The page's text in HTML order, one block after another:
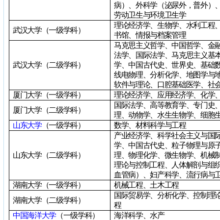
病）、外科学（泌尿外，普外）
劳动卫生与环境卫生学
武汉大学（一级学科）
理论经济学、生物学、水利工程
书馆、情报与档案管理
武汉大学（二级学科）
马克思主义哲学、中国哲学、金
法学、国际法学、马克思主义基
学、中国古代史、世界史、基础
线电物理、分析化学、地图学与
软件与理论、口腔基础医学、社
厦门大学（一级学科）
理论经济学、应用经济学、化学
厦门大学（二级学科）
国际法学、高等教育学、专门史
理、动物学、水生生物学、细胞
山东大学（一级学科） 数学、材料科学与工程
山东大学（二级学科）
产业经济学、科学社会主义与国
学、中国古代史、粒子物理与原
理、物理化学、微生物学、机械
理论与控制工程、人体解剖与组
血管病）、妇产科学、流行病与
湖南大学（一级学科）
机械工程、土木工程
湖南大学（二级学科）
国际贸易学、分析化学、控制理
程
中国海洋大学（一级学科）
海洋科学、水产